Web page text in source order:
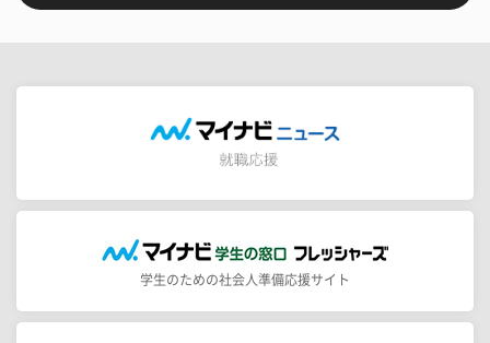
学生のための社会人準備応援サイト